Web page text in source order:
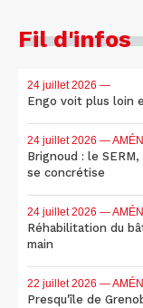
Fil d'infos
24 juillet 2026 —
Engo voit plus loin
24 juillet 2026 —
Brignoud : le
se concrétise
24 juillet 2026 —
Réhabilitation du
main
22 juillet 2026 —
Presqu'île de